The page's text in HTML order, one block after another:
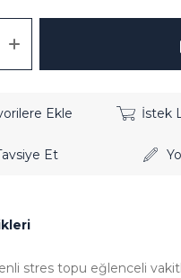
Ekle İstek
Et
stres topu eğlenceli